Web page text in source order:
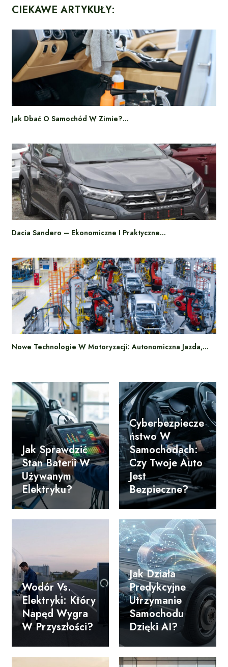
CIEKAWE ARTYKUŁY:
Jak Dbać O Samochód W Zimie?…
Dacia Sandero – Ekonomiczne I Praktyczne…
Nowe Technologie W Motoryzacji: Autonomiczna Jazda,…
Jak Sprawdzić
Stan Baterii W
Używanym
Elektryku?
Cyberbezpiecze
Ństwo W
Samochodach:
Czy Twoje Auto
Jest
Bezpieczne?
Wodór Vs.
Elektryki: Który
Napęd Wygra
W Przyszłości?
Jak Działa
Predykcyjne
Utrzymanie
Samochodu
Dzięki AI?